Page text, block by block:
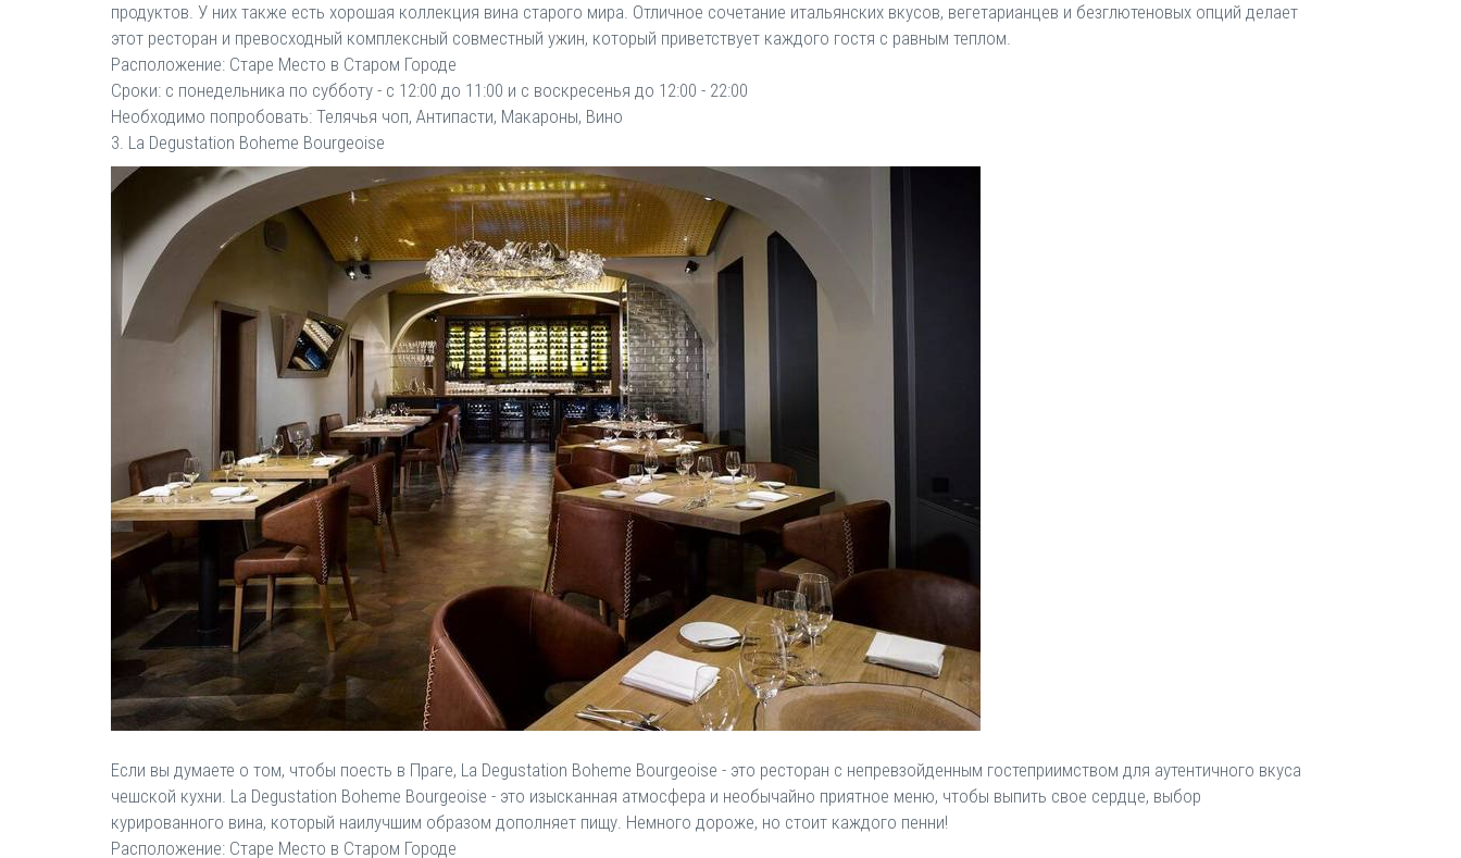
продуктов. У них также есть хорошая коллекция вина старого мира. Отличное сочетание итальянских вкусов, вегетарианцев и безглютеновых опций делает
этот ресторан и превосходный комплексный совместный ужин, который приветствует каждого гостя с равным теплом.
Расположение: Старе Место в Старом Городе
Сроки: с понедельника по субботу - с 12:00 до 11:00 и с воскресенья до 12:00 - 22:00
Необходимо попробовать: Телячья чоп, Антипасти, Макароны, Вино
3. La Degustation Boheme Bourgeoise
Если вы думаете о том, чтобы поесть в Праге, La Degustation Boheme Bourgeoise - это ресторан с непревзойденным гостеприимством для аутентичного вкуса
чешской кухни. La Degustation Boheme Bourgeoise - это изысканная атмосфера и необычайно приятное меню, чтобы выпить свое сердце, выбор
курированного вина, который наилучшим образом дополняет пищу. Немного дороже, но стоит каждого пенни!
Расположение: Старе Место в Старом Городе